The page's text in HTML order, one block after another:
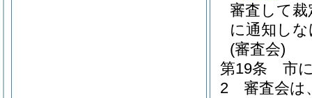
審査して
に通知し
(審査会)
第19条
市
2
審査会は